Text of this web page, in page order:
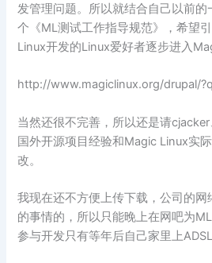
发管理问题。所以就结合自己以前
个《ML测试工作指导规范》，希望
Linux开发的Linux爱好者逐步进入
http://www.magiclinux.org/drupal/
当然还很不完善，所以还是请
国外开源项目经验和Magic Linux实
改。
我现在还不方便上传下载，公司的网
的事情的，所以只能晚上在网吧为
参与开发只有等年后自己家里上ADSL